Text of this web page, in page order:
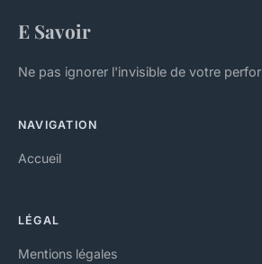
E Savoir
Ne pas ignorer l'invisible de votre
NAVIGATION
Accueil
LÉGAL
Mentions légales